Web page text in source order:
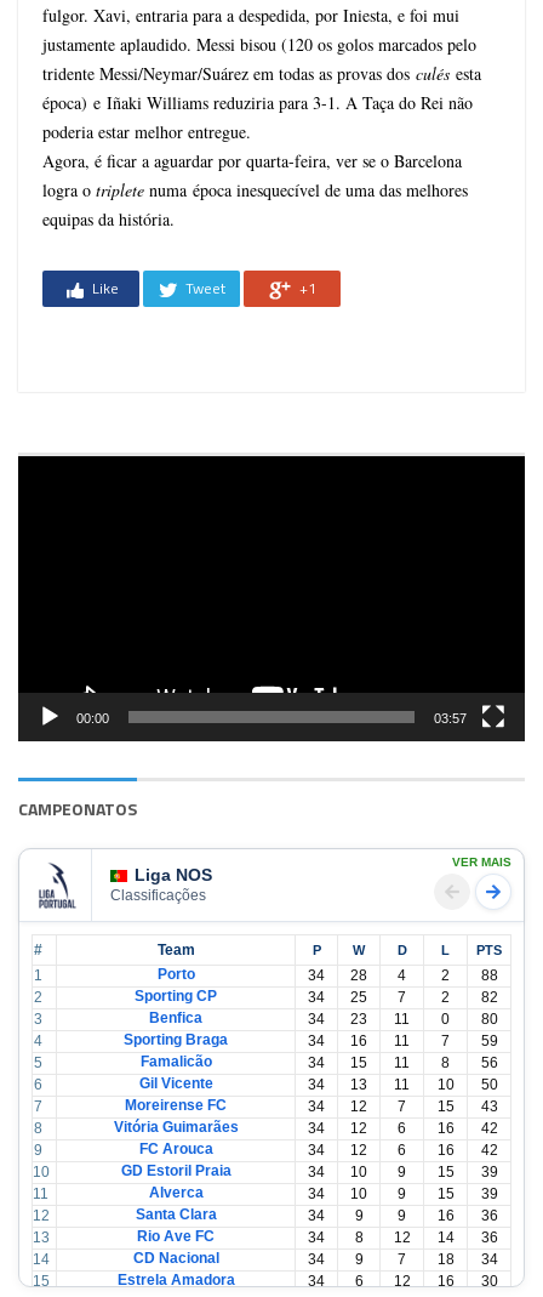
fulgor. Xavi, entraria para a despedida, por Iniesta, e foi mui
justamente aplaudido. Messi bisou (120 os golos marcados pelo
tridente Messi/Neymar/Suárez em todas as provas dos culés esta
época) e Iñaki Williams reduziria para 3-1. A Taça do Rei não
poderia estar melhor entregue.
Agora, é ficar a aguardar por quarta-feira, ver se o Barcelona
logra o triplete numa época inesquecível de uma das melhores
equipas da história.
Like Tweet +1
00:00 03:57
CAMPEONATOS
Liga NOS
Classificações
VER MAIS
# Team P W D L PTS
1 Porto 34 28 4 2
88
2
Sporting CP 34 25 7 2
82
3
Benfica 34 23 11 0
80
4
Sporting Braga 34 16 11 7
59
5
Famalicão 34 15 11 8
56
6
Gil Vicente 34 13 11 10
50
7
Moreirense FC 34 12 7 15
43
8
Vitória Guimarães 34 12 6 16
42
9
FC Arouca 34 12 6 16
42
10
GD Estoril Praia 34 10 9 15
39
11
Alverca 34 10 9 15
39
12
Santa Clara 34 9 9 16
36
13
Rio Ave FC 34 8 12 14
36
14
CD Nacional 34 9 7 18
34
15
Estrela Amadora 34 6 12 16
30